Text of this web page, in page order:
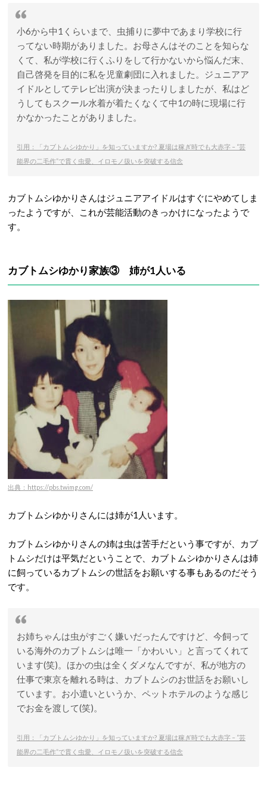
小6から中1くらいまで、虫捕りに夢中であまり学校に行
ってない時期がありました。お母さんはそのことを知らな
くて、私が学校に行くふりをして行かないから悩んだ末、
自己啓発を目的に私を児童劇団に入れました。ジュニアア
イドルとしてテレビ出演が決まったりしましたが、私はど
うしてもスクール水着が着たくなくて中1の時に現場に行
かなかったことがありました。
引用：「カブトムシゆかり」を知っていますか? 夏場は稼ぎ時でも大赤字 – “芸
能界の二毛作”で貫く虫愛、イロモノ扱いを突破する信念
カブトムシゆかりさんはジュニアアイドルはすぐにやめてしま
ったようですが、これが芸能活動のきっかけになったようで
す。
カブトムシゆかり家族③ 姉が1人いる
出典：https://pbs.twimg.com/
カブトムシゆかりさんには姉が1人います。
カブトムシゆかりさんの姉は虫は苦手だという事ですが、カブ
トムシだけは平気だということで、カブトムシゆかりさんは姉
に飼っているカブトムシの世話をお願いする事もあるのだそう
です。
お姉ちゃんは虫がすごく嫌いだったんですけど、今飼って
いる海外のカブトムシは唯一「かわいい」と言ってくれて
います(笑)。ほかの虫は全くダメなんですが、私が地方の
仕事で東京を離れる時は、カブトムシのお世話をお願いし
ています。お小遣いというか、ペットホテルのような感じ
でお金を渡して(笑)。
引用：「カブトムシゆかり」を知っていますか? 夏場は稼ぎ時でも大赤字 – “芸
能界の二毛作”で貫く虫愛、イロモノ扱いを突破する信念